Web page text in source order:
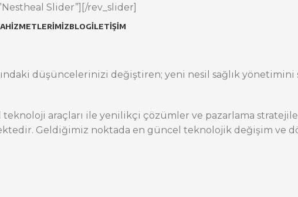
HIZMETLERIMIZBLOGİLETIŞIM
Slider”][/rev_slider]
düşüncelerinizi değiştiren; yeni nesil sağlık
araçları ile yenilikçi çözümler ve pazarlama
Geldiğimiz noktada en güncel teknolojik değişim ve